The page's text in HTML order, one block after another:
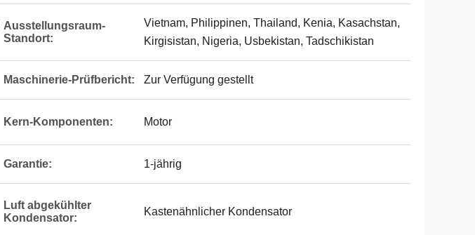
Ausstellungsraum-
Standort:
Vietnam, Philippinen, Thailand, Kenia, Kasachstan,
Kirgisistan, Nigeria, Usbekistan, Tadschikistan
Maschinerie-Prüfbericht: Zur Verfügung gestellt
Kern-Komponenten: Motor
Garantie: 1-jährig
Luft abgekühlter
Kondensator:
Kastenähnlicher Kondensator